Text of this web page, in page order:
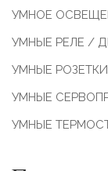
УМНОЕ
УМНЫЕ РЕЛЕ /
УМНЫЕ РОЗЕТКИ
УМНЫЕ
УМНЫЕ